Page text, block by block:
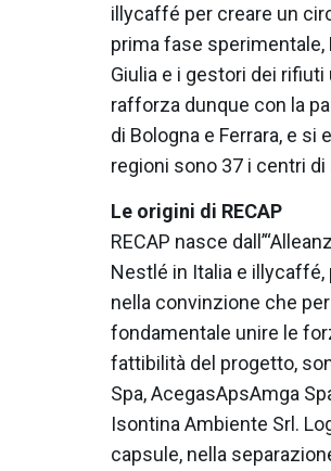
illycaffé per creare un
prima fase sperimentale,
Giulia e i gestori dei
rafforza dunque con la
di Bologna e Ferrara, e
regioni sono 37 i centri
Le origini di RECAP
RECAP nasce
Nestlé in Italia e
nella convinzione che
fondamentale unire le
fattibilità del progetto,
Spa, AcegasApsAmga
Isontina Ambiente Srl.
capsule, nella